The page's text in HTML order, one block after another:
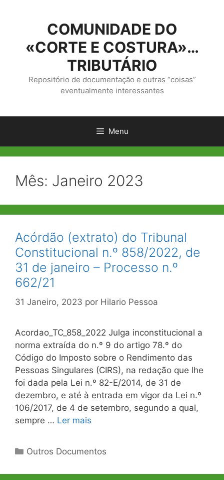
conteúdo
COMUNIDADE DO
«CORTE E COSTURA»…
TRIBUTÁRIO
Repositório de documentação e outras “coisas”
eventualmente interessantes
Menu
Mês: Janeiro 2023
Acórdão (extrato) do Tribunal
Constitucional n.º 858/2022, de
31 de janeiro – Processo n.º
662/21
31 Janeiro, 2023 por Hilario Pessoa
Acordao_TC_858_2022 Julga inconstitucional a
norma extraída do n.º 9 do artigo 78.º do
Código do Imposto sobre o Rendimento das
Pessoas Singulares (CIRS), na redação que lhe
foi dada pela Lei n.º 82-E/2014, de 31 de
dezembro, e até à entrada em vigor da Lei n.º
106/2017, de 4 de setembro, segundo a qual,
sempre … Ler mais
Categorias
Outros Documentos